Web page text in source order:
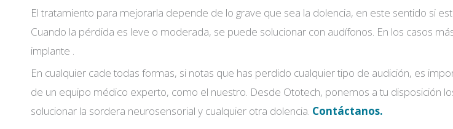
El tratamiento para mejorarla depende de lo grave que sea la dolencia, en este sentido si
Cuando la pérdida es leve o moderada, se puede solucionar con audífonos. En los casos
implante .
En cualquier cade todas formas, si notas que has perdido cualquier tipo de audición, es
de un equipo médico experto, como el nuestro. Desde Ototech, ponemos a tu disposición
solucionar la sordera neurosensorial y cualquier otra dolencia. Contáctanos.